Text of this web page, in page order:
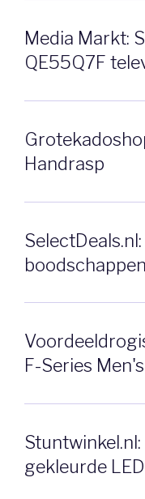
Media Markt:
QE55Q7F
Handrasp
F-Series
gekleurde